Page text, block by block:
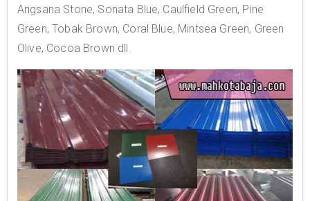
Angsana Stone, Sonata Blue, Caulfield Green, Pine
Green, Tobak Brown, Coral Blue, Mintsea Green, Green
Olive, Cocoa Brown dll.